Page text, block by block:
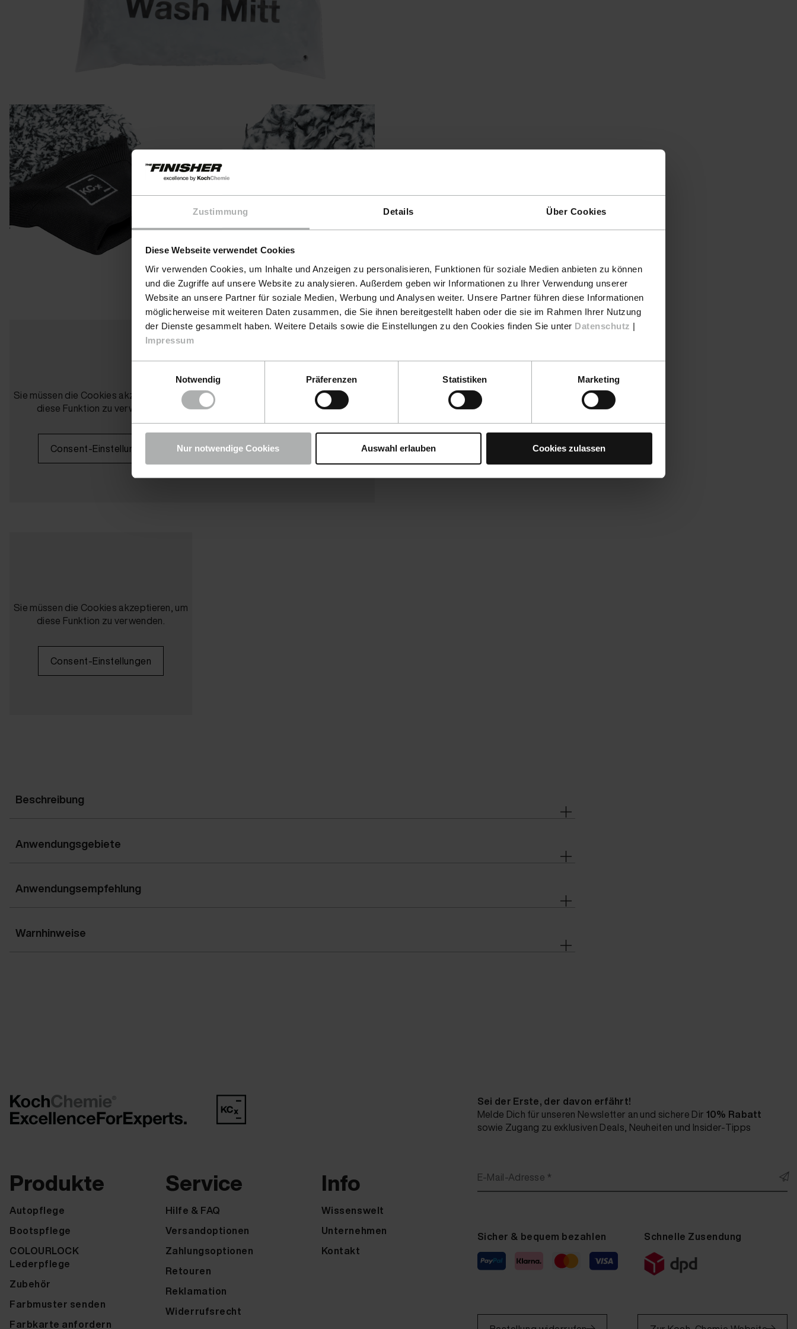
Zustimmung Details Über Cookies
Diese Webseite verwendet Cookies
Wir verwenden Cookies, um Inhalte und Anzeigen zu personalisieren, Funktionen für soziale Medien anbieten zu können
und die Zugriffe auf unsere Website zu analysieren. Außerdem geben wir Informationen zu Ihrer Verwendung unserer
Website an unsere Partner für soziale Medien, Werbung und Analysen weiter. Unsere Partner führen diese Informationen
möglicherweise mit weiteren Daten zusammen, die Sie ihnen bereitgestellt haben oder die sie im Rahmen Ihrer Nutzung
der Dienste gesammelt haben. Weitere Details sowie die Einstellungen zu den Cookies finden Sie unter Datenschutz |
Impressum
Notwendig
Präferenzen Statistiken Marketing
Nur notwendige Cookies Auswahl erlauben Cookies zulassen
Sie müssen die Cookies akzeptieren, um
diese Funktion zu verwenden.
Consent-Einstellungen
Sie müssen die Cookies akzeptieren, um
diese Funktion zu verwenden.
Consent-Einstellungen
Sie müssen die Cookies akzeptieren, um
diese Funktion zu verwenden.
Consent-Einstellungen
Beschreibung
Anwendungsgebiete
Anwendungsempfehlung
Warnhinweise
Produkte
Autopflege
Bootspflege
COLOURLOCK
Lederpflege
Zubehör
Farbmuster senden
Farbkarte anfordern
Service
Hilfe & FAQ
Versandoptionen
Zahlungsoptionen
Retouren
Reklamation
Widerrufsrecht
Info
Wissenswelt
Unternehmen
Kontakt
Sei der Erste, der davon erfährt!
Melde Dich für unseren Newsletter an und sichere Dir 10% Rabatt
sowie Zugang zu exklusiven Deals, Neuheiten und Insider-Tipps
E-Mail-Adresse *
Sicher & bequem bezahlen Schnelle Zusendung